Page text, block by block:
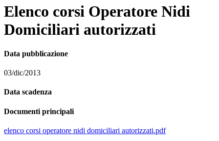
Elenco corsi Operatore Nidi
Domiciliari autorizzati
Data pubblicazione
03/dic/2013
Data scadenza
Documenti principali
elenco corsi operatore nidi domiciliari autorizzati.pdf